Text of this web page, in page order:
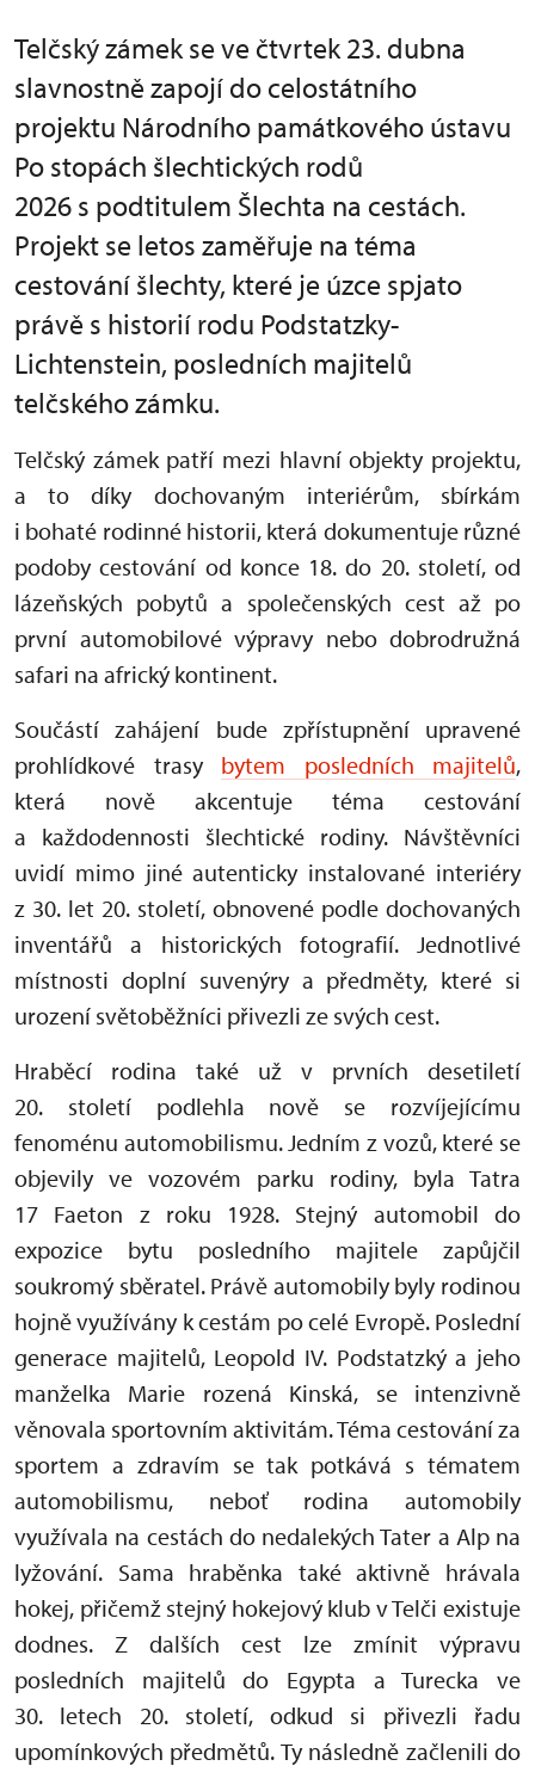
Telčský zámek se ve čtvrtek 23. dubna
slavnostně zapojí do celostátního
projektu Národního památkového ústavu
Po stopách šlechtických rodů
2026 s podtitulem Šlechta na cestách.
Projekt se letos zaměřuje na téma
cestování šlechty, které je úzce spjato
právě s historií rodu Podstatzky-
Lichtenstein, posledních majitelů
telčského zámku.
Telčský zámek patří mezi hlavní objekty projektu,
a to díky dochovaným interiérům, sbírkám
i bohaté rodinné historii, která dokumentuje různé
podoby cestování od konce 18. do 20. století, od
lázeňských pobytů a společenských cest až po
první automobilové výpravy nebo dobrodružná
safari na africký kontinent.
Součástí zahájení bude zpřístupnění upravené
prohlídkové trasy bytem posledních majitelů,
která nově akcentuje téma cestování
a každodennosti šlechtické rodiny. Návštěvníci
uvidí mimo jiné autenticky instalované interiéry
z 30. let 20. století, obnovené podle dochovaných
inventářů a historických fotografií. Jednotlivé
místnosti doplní suvenýry a předměty, které si
urození světoběžníci přivezli ze svých cest.
Hraběcí rodina také už v prvních desetiletí
20. století podlehla nově se rozvíjejícímu
fenoménu automobilismu. Jedním z vozů, které se
objevily ve vozovém parku rodiny, byla Tatra
17 Faeton z roku 1928. Stejný automobil do
expozice bytu posledního majitele zapůjčil
soukromý sběratel. Právě automobily byly rodinou
hojně využívány k cestám po celé Evropě. Poslední
generace majitelů, Leopold IV. Podstatzký a jeho
manželka Marie rozená Kinská, se intenzivně
věnovala sportovním aktivitám. Téma cestování za
sportem a zdravím se tak potkává s tématem
automobilismu, neboť rodina automobily
využívala na cestách do nedalekých Tater a Alp na
lyžování. Sama hraběnka také aktivně hrávala
hokej, přičemž stejný hokejový klub v Telči existuje
dodnes. Z dalších cest lze zmínit výpravu
posledních majitelů do Egypta a Turecka ve
30. letech 20. století, odkud si přivezli řadu
upomínkových předmětů. Ty následně začlenili do